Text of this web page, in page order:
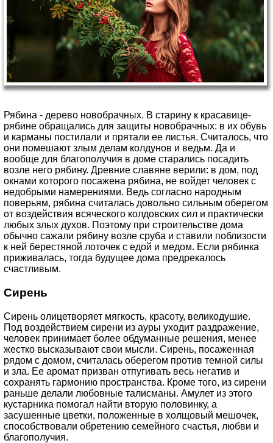
Рябина - дерево новобрачных. В старину к красавице-
рябине обращались для защиты новобрачных: в их обувь
и карманы постилали и прятали ее листья. Считалось, что
они помешают злым делам колдунов и ведьм. Да и
вообще для благополучия в доме старались посадить
возле него рябину. Древние славяне верили: в дом, под
окнами которого посажена рябина, не войдет человек с
недобрыми намерениями. Ведь согласно народным
поверьям, рябина считалась довольно сильным оберегом
от воздействия всяческого колдовских сил и практически
любых злых духов. Поэтому при строительстве дома
обычно сажали рябину возле сруба и ставили поблизости
к ней берестяной лоточек с едой и медом. Если рябинка
приживалась, тогда будущее дома предрекалось
счастливым.
Сирень
Сирень олицетворяет мягкость, красоту, великодушие.
Под воздействием сирени из ауры уходит раздражение,
человек принимает более обдуманные решения, менее
жестко высказывают свои мысли. Сирень, посаженная
рядом с домом, считалась оберегом против темной силы
и зла. Ее аромат призван отпугивать весь негатив и
сохранять гармонию пространства. Кроме того, из сирени
раньше делали любовные талисманы. Амулет из этого
кустарника помогал найти вторую половинку, а
засушенные цветки, положенные в холщовый мешочек,
способствовали обретению семейного счастья, любви и
благополучия.